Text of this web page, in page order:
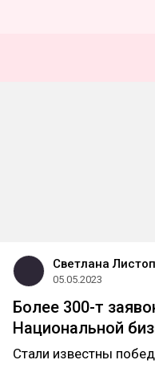
Светлана
05.05.2023
Более 300-т
Национальной
Стали известны